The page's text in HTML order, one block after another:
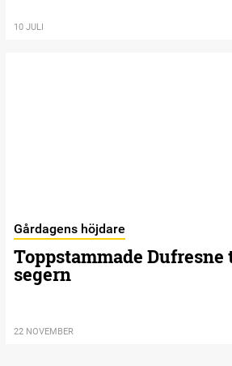
10 JULI
Gårdagens höjdare
Toppstammade Dufresne
segern
22 NOVEMBER